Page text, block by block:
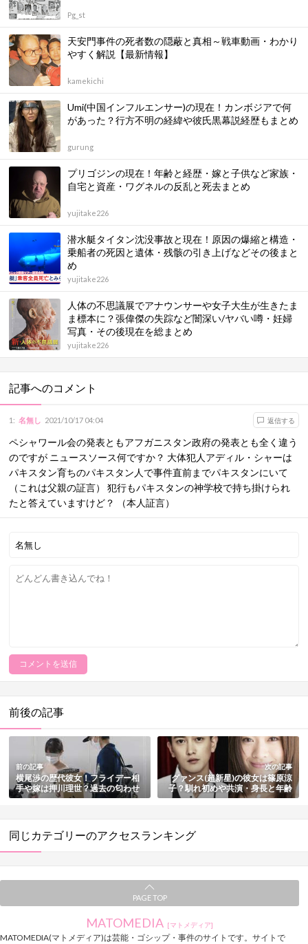
Pg_st
天安門事件の死者数の隠蔽と真相～戦車動画・わかり
やすく解説【最新情報】
kamekichi
Umi(中国インフルエンサー)の現在！カンボジアで何
があった？行方不明の経緯や彼氏黒幕説経歴もまとめ
gurung
プリゴジンの現在！年齢と経歴・嫁と子供など家族・
自宅と資産・ワグネルの反乱と死去まとめ
yujitake226
潜水艇タイタン沈没事故と現在！原因の爆縮と構造・
乗船者の死因と遺体・残骸の引き上げなどその後まと
め
yujitake226
人体の不思議展でアナウンサーや女子大生が生きたま
ま標本に？張偉傑の失踪など闇深い/ヤバい噂・妊婦
写真・その後現在を総まとめ
yujitake226
記事へのコメント
1 : 名無し 2021/10/17 04:04 返信する
ペシャワール会の発表ともアフガニスタン政府の発表とも全く違う
のですが ニュースソース何ですか？ 大体犯人アディル・シャーは
パキスタン育ちのパキスタン人で事件直前までパキスタンにいて
（これは父親の証言） 犯行もパキスタンの神学校で持ち掛けられ
たと答えていますけど？ （本人証言）
前後の記事
前の記事
横尾渉の歴代彼女！フライデー相
手や嫁は押川理世？過去の匂わせ
も総まとめ
次の記事
グァンス(超新星)の彼女は篠原涼
子？馴れ初めや共演・身長と年齢
などプロフィールも総まとめ
同じカテゴリーのアクセスランキング
PAGE TOP
MATOMEDIA [マトメディア]
MATOMEDIA(マトメディア)は芸能・ゴシップ・事件のサイトです。サイトで